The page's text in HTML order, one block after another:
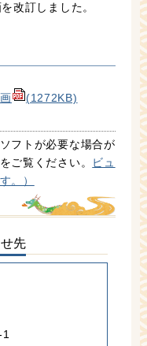
改訂しました。
(1272KB)
フトが必要な場合が
ご覧ください。
ビュ
。）
先
1